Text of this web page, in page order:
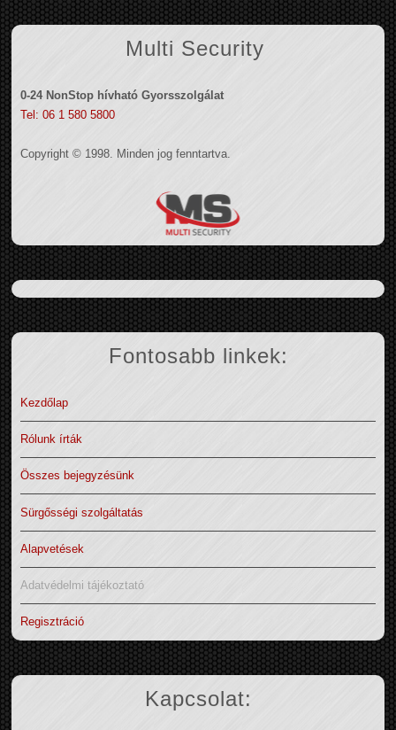
Multi Security
0-24 NonStop hívható Gyorsszolgálat
Tel: 06 1 580 5800
Copyright © 1998. Minden jog fenntartva.
Fontosabb linkek:
Kezdőlap
Rólunk írták
Összes bejegyzésünk
Sürgősségi szolgáltatás
Alapvetések
Adatvédelmi tájékoztató
Regisztráció
Kapcsolat: